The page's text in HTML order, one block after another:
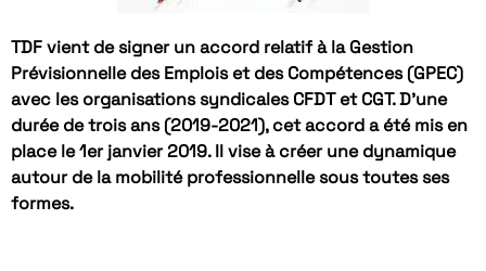
TDF vient de signer un accord relatif à la Gestion
Prévisionnelle des Emplois et des Compétences (GPEC)
avec les organisations syndicales CFDT et CGT. D’une
durée de trois ans (2019-2021), cet accord a été mis en
place le 1er janvier 2019. Il vise à créer une dynamique
autour de la mobilité professionnelle sous toutes ses
formes.